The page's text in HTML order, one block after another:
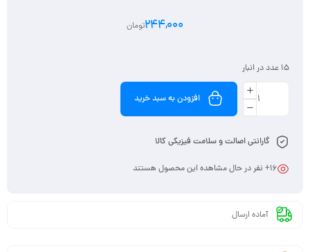
244,000تومان
15 عدد در انبار
افزودن به سبد خرید
گارانتی اصالت و سلامت فیزیکی کالا
16+ نفر در حال مشاهده این محصول هستند
آماده ارسال